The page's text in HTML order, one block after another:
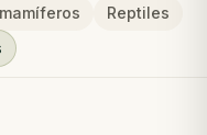
Reptiles